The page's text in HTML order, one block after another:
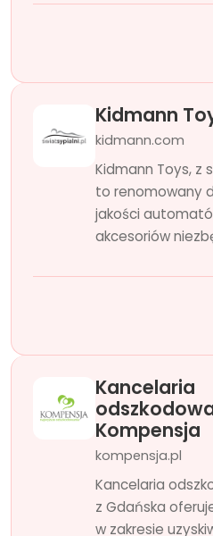
Kidmann
kidmann.com
Kidmann Toys, z
to renomowany
jakości
akcesoriów
Kancelaria
Kompensja
kompensja.pl
Kancelaria
z Gdańska
w zakresie